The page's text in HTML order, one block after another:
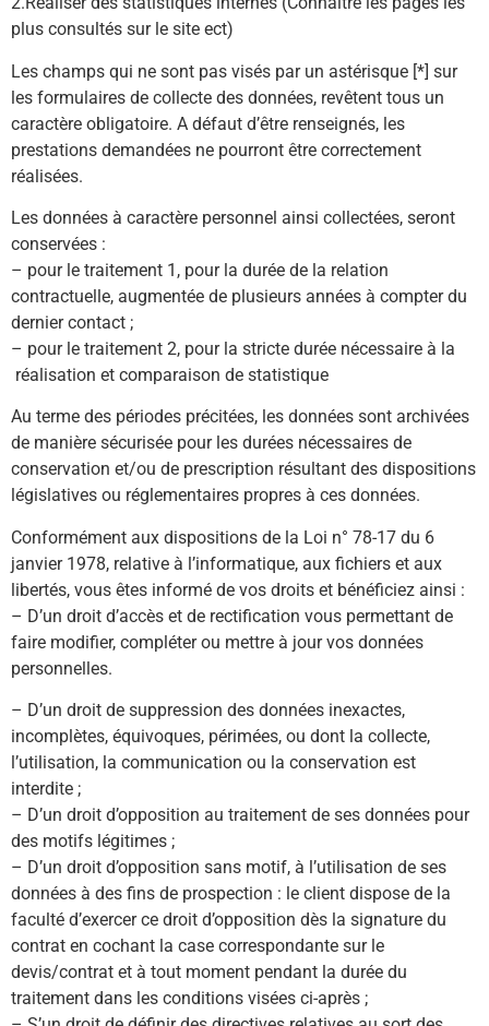
plus consultés sur le site ect)
Les champs qui ne sont pas visés par un astérisque [*] sur
les formulaires de collecte des données, revêtent tous un
caractère obligatoire. A défaut d’être renseignés, les
prestations demandées ne pourront être correctement
réalisées.
Les données à caractère personnel ainsi collectées, seront
conservées :
– pour le traitement 1, pour la durée de la relation
contractuelle, augmentée de plusieurs années à compter du
dernier contact ;
– pour le traitement 2, pour la stricte durée nécessaire à la
réalisation et comparaison de statistique
Au terme des périodes précitées, les données sont archivées
de manière sécurisée pour les durées nécessaires de
conservation et/ou de prescription résultant des dispositions
législatives ou réglementaires propres à ces données.
Conformément aux dispositions de la Loi n° 78-17 du 6
janvier 1978, relative à l’informatique, aux fichiers et aux
libertés, vous êtes informé de vos droits et bénéficiez ainsi :
– D’un droit d’accès et de rectification vous permettant de
faire modifier, compléter ou mettre à jour vos données
personnelles.
– D’un droit de suppression des données inexactes,
incomplètes, équivoques, périmées, ou dont la collecte,
l’utilisation, la communication ou la conservation est
interdite ;
– D’un droit d’opposition au traitement de ses données pour
des motifs légitimes ;
– D’un droit d’opposition sans motif, à l’utilisation de ses
données à des fins de prospection : le client dispose de la
faculté d’exercer ce droit d’opposition dès la signature du
contrat en cochant la case correspondante sur le
devis/contrat et à tout moment pendant la durée du
traitement dans les conditions visées ci-après ;